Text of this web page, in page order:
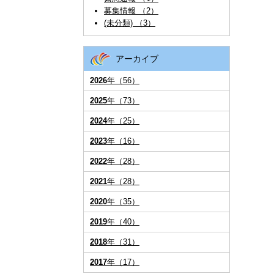
募集情報 （2）
(未分類) （3）
アーカイブ
2026年（56）
2025年（73）
2024年（25）
2023年（16）
2022年（28）
2021年（28）
2020年（35）
2019年（40）
2018年（31）
2017年（17）